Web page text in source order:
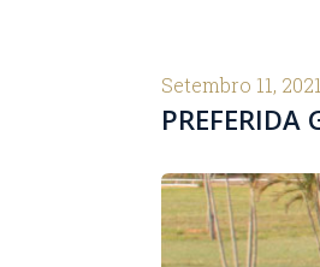
Setembro 11, 2021
PREFERIDA